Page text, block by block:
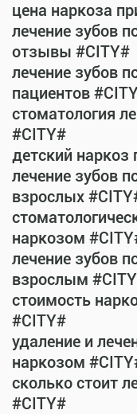
цена наркоза
лечение зубов
отзывы #CITY#
лечение зубов
пациентов
стоматология
#CITY#
детский наркоз
лечение зубов
взрослых
наркозом
лечение зубов
взрослым
стоимость
#CITY#
удаление и
наркозом
сколько стоит
#CITY#